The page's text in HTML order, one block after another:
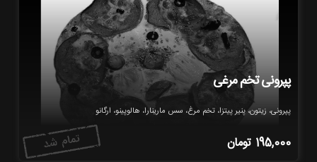
پپرونی تخم مرغی
پپرونی، زیتون، پنیر پیتزا، تخم مرغ، سس مارینارا، هالوپینو، ارگانو
195,000 تومان